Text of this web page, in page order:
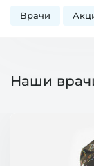
Врачи
Наши